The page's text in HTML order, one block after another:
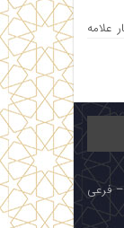
علامه
سوم – فرعی